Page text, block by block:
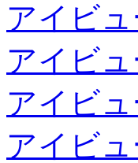
アイビ
アイビ
アイビ
アイビ